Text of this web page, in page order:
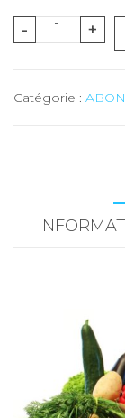
-
quantité
(fruits
kg
+
Catégorie :